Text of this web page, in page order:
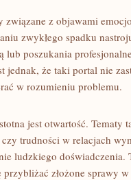
związane z objawami
zwykłego spadku
lub poszukania
jednak, że taki portal nie
w rozumieniu problemu.
jest otwartość. Tematy
trudności w relacjach
ludzkiego doświadczenia.
złożone sprawy